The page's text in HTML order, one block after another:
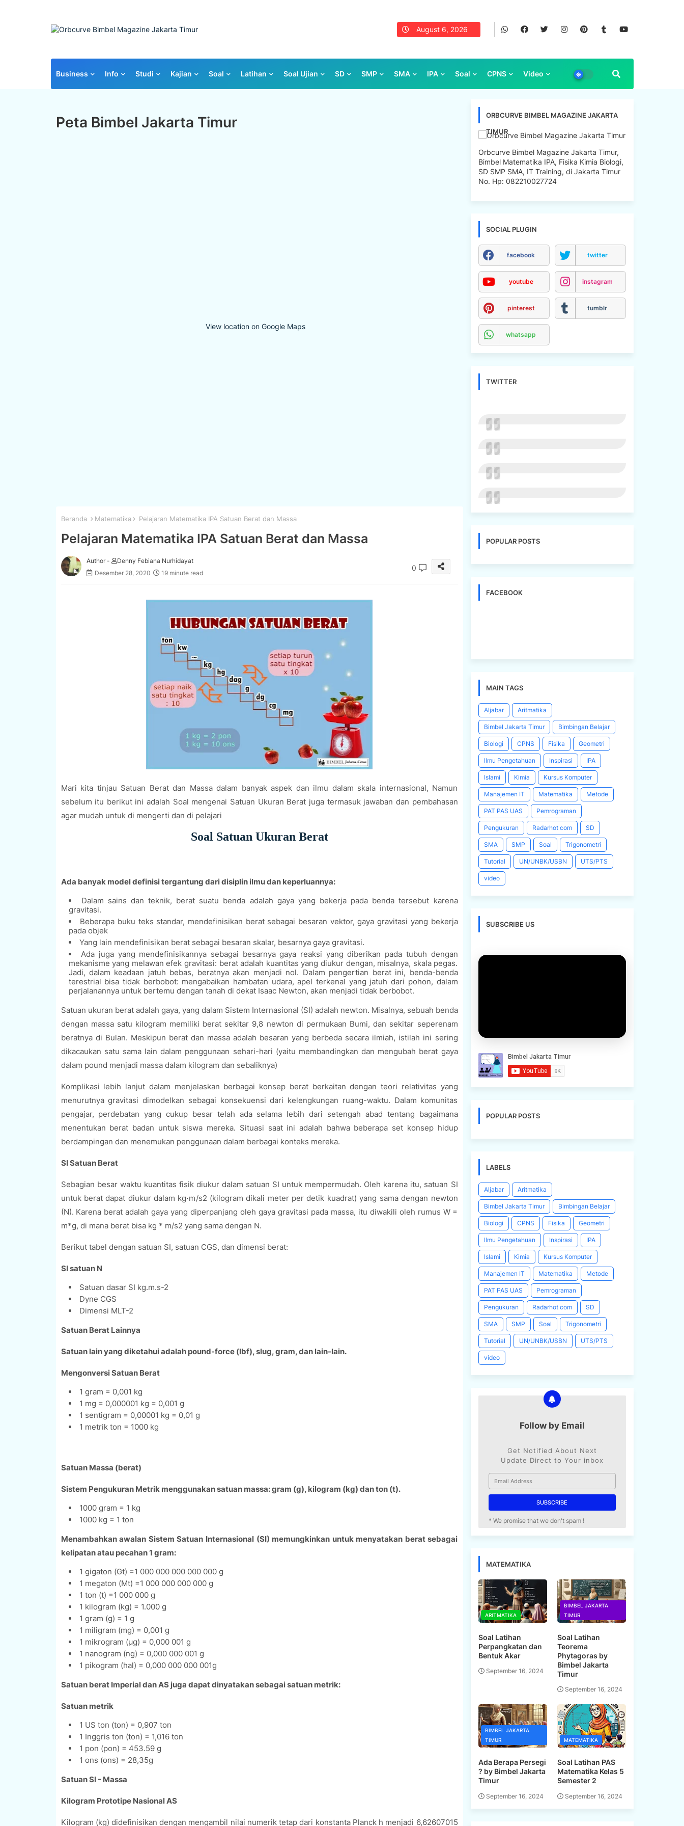
August 6, 2026
Business Info Studi Kajian Soal Latihan Soal Ujian SD SMP SMA IPA Soal CPNS Video
Peta Bimbel Jakarta Timur
View location on Google Maps
Beranda Matematika Pelajaran Matematika IPA Satuan Berat dan Massa
Pelajaran Matematika IPA Satuan Berat dan Massa
Author -
Denny Febiana Nurhidayat
Desember 28, 2020
19 minute read
0
Mari kita tinjau Satuan Berat dan Massa dalam banyak aspek dan ilmu dalam skala internasional, Namun
sebelum itu berikut ini adalah Soal mengenai Satuan Ukuran Berat juga termasuk jawaban dan pembahasan
agar mudah untuk di mengerti dan di pelajari
Soal Satuan Ukuran Berat
Ada banyak model definisi tergantung dari disiplin ilmu dan keperluannya:
Dalam sains dan teknik, berat suatu benda adalah gaya yang bekerja pada benda tersebut karena
gravitasi.
Beberapa buku teks standar, mendefinisikan berat sebagai besaran vektor, gaya gravitasi yang bekerja
pada objek
Yang lain mendefinisikan berat sebagai besaran skalar, besarnya gaya gravitasi.
Ada juga yang mendefinisikannya sebagai besarnya gaya reaksi yang diberikan pada tubuh dengan
mekanisme yang melawan efek gravitasi: berat adalah kuantitas yang diukur dengan, misalnya, skala pegas.
Jadi, dalam keadaan jatuh bebas, beratnya akan menjadi nol. Dalam pengertian berat ini, benda-benda
terestrial bisa tidak berbobot: mengabaikan hambatan udara, apel terkenal yang jatuh dari pohon, dalam
perjalanannya untuk bertemu dengan tanah di dekat Isaac Newton, akan menjadi tidak berbobot.
Satuan ukuran berat adalah gaya, yang dalam Sistem Internasional (SI) adalah newton. Misalnya, sebuah benda
dengan massa satu kilogram memiliki berat sekitar 9,8 newton di permukaan Bumi, dan sekitar seperenam
beratnya di Bulan. Meskipun berat dan massa adalah besaran yang berbeda secara ilmiah, istilah ini sering
dikacaukan satu sama lain dalam penggunaan sehari-hari (yaitu membandingkan dan mengubah berat gaya
dalam pound menjadi massa dalam kilogram dan sebaliknya)
Komplikasi lebih lanjut dalam menjelaskan berbagai konsep berat berkaitan dengan teori relativitas yang
menurutnya gravitasi dimodelkan sebagai konsekuensi dari kelengkungan ruang-waktu. Dalam komunitas
pengajar, perdebatan yang cukup besar telah ada selama lebih dari setengah abad tentang bagaimana
menentukan berat badan untuk siswa mereka. Situasi saat ini adalah bahwa beberapa set konsep hidup
berdampingan dan menemukan penggunaan dalam berbagai konteks mereka.
SI Satuan Berat
Sebagian besar waktu kuantitas fisik diukur dalam satuan SI untuk mempermudah. Oleh karena itu, satuan SI
untuk berat dapat diukur dalam kg⋅m/s2 (kilogram dikali meter per detik kuadrat) yang sama dengan newton
(N). Karena berat adalah gaya yang diperpanjang oleh gaya gravitasi pada massa, itu diwakili oleh rumus W =
m*g, di mana berat bisa kg * m/s2 yang sama dengan N.
Berikut tabel dengan satuan SI, satuan CGS, dan dimensi berat:
SI satuan N
Satuan dasar SI kg.m.s-2
Dyne CGS
Dimensi MLT-2
Satuan Berat Lainnya
Satuan lain yang diketahui adalah pound-force (lbf), slug, gram, dan lain-lain.
Mengonversi Satuan Berat
1 gram = 0,001 kg
1 mg = 0,000001 kg = 0,001 g
1 sentigram = 0,00001 kg = 0,01 g
1 metrik ton = 1000 kg
Satuan Massa (berat)
Sistem Pengukuran Metrik menggunakan satuan massa: gram (g), kilogram (kg) dan ton (t).
1000 gram = 1 kg
1000 kg = 1 ton
Menambahkan awalan Sistem Satuan Internasional (SI) memungkinkan untuk menyatakan berat sebagai
kelipatan atau pecahan 1 gram:
1 gigaton (Gt) =1 000 000 000 000 000 g
1 megaton (Mt) =1 000 000 000 000 g
1 ton (t) =1 000 000 g
1 kilogram (kg) = 1.000 g
1 gram (g) = 1 g
1 miligram (mg) = 0,001 g
1 mikrogram (µg) = 0,000 001 g
1 nanogram (ng) = 0,000 000 001 g
1 pikogram (hal) = 0,000 000 000 001g
Satuan berat Imperial dan AS juga dapat dinyatakan sebagai satuan metrik:
Satuan metrik
1 US ton (ton) = 0,907 ton
1 Inggris ton (ton) = 1,016 ton
1 pon (pon) = 453.59 g
1 ons (ons) = 28,35g
Satuan SI - Massa
Kilogram Prototipe Nasional AS
Kilogram (kg) didefinisikan dengan mengambil nilai numerik tetap dari konstanta Planck h menjadi 6,62607015
ORBCURVE BIMBEL MAGAZINE JAKARTA
TIMUR
Orbcurve Bimbel Magazine Jakarta Timur,
Bimbel Matematika IPA, Fisika Kimia Biologi,
SD SMP SMA, IT Training, di Jakarta Timur
No. Hp: 082210027724
SOCIAL PLUGIN
facebook twitter
youtube instagram
pinterest tumblr
whatsapp
TWITTER
POPULAR POSTS
FACEBOOK
MAIN TAGS
Aljabar Aritmatika
Bimbel Jakarta Timur Bimbingan Belajar
Biologi CPNS Fisika Geometri
Ilmu Pengetahuan Inspirasi IPA
Islami Kimia Kursus Komputer
Manajemen IT Matematika Metode
PAT PAS UAS Pemrograman
Pengukuran Radarhot com SD
SMA SMP Soal Trigonometri
Tutorial UN/UNBK/USBN UTS/PTS
video
SUBSCRIBE US
POPULAR POSTS
LABELS
Aljabar Aritmatika
Bimbel Jakarta Timur Bimbingan Belajar
Biologi CPNS Fisika Geometri
Ilmu Pengetahuan Inspirasi IPA
Islami Kimia Kursus Komputer
Manajemen IT Matematika Metode
PAT PAS UAS Pemrograman
Pengukuran Radarhot com SD
SMA SMP Soal Trigonometri
Tutorial UN/UNBK/USBN UTS/PTS
video
Follow by Email
Get Notified About Next
Update Direct to Your inbox
* We promise that we don't spam !
MATEMATIKA
ARITMATIKA
Soal Latihan
Perpangkatan dan
Bentuk Akar
September 16, 2024
BIMBEL JAKARTA
TIMUR
Soal Latihan
Teorema
Phytagoras by
Bimbel Jakarta
Timur
September 16, 2024
BIMBEL JAKARTA
TIMUR
Ada Berapa Persegi
? by Bimbel Jakarta
Timur
September 16, 2024
MATEMATIKA
Soal Latihan PAS
Matematika Kelas 5
Semester 2
September 16, 2024